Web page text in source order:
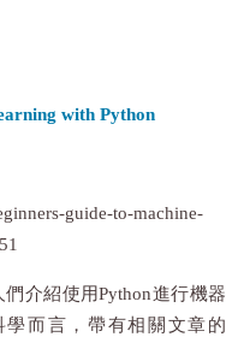
with Python
guide-to-machine-
介紹使用Python進行機器
而言，帶有相關文章的